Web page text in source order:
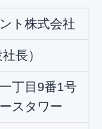
ト株式会社
長）
丁目9番1号
スタワー